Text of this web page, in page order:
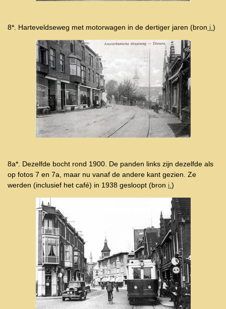
8*. Harteveldseweg met motorwagen in de dertiger jaren (bron i. )
8a*. Dezelfde bocht rond 1900. De panden links zijn dezelfde als
op fotos 7 en 7a, maar nu vanaf de andere kant gezien. Ze
werden (inclusief het café) in 1938 gesloopt (bron i. )